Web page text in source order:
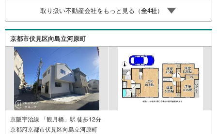
に迅速にサポートいたします弊社は専門家同士が連携をと
っているため、より多くの知見がございます。お気軽にお
問合せください！
取り扱い不動産会社をもっと見る（全4社）
京都市伏見区向島立河原町
京阪宇治線 「観月橋」駅 徒歩12分
京都府京都市伏見区向島立河原町